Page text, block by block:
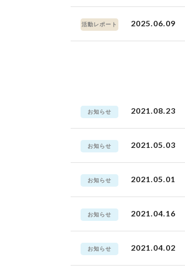
活動レポート 2025.06.09
お知らせ 2021.08.23
お知らせ 2021.05.03
お知らせ 2021.05.01
お知らせ 2021.04.16
お知らせ 2021.04.02